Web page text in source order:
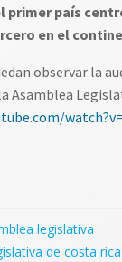
primer país
en el
observar la
Asamblea
legislativa
de costa rica